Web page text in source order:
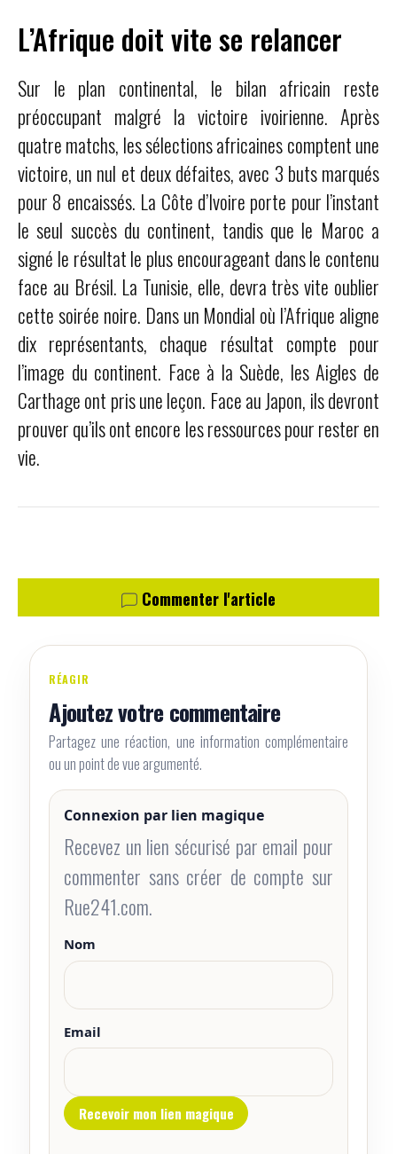
L’Afrique doit vite se relancer
Sur le plan continental, le bilan africain reste
préoccupant malgré la victoire ivoirienne. Après
quatre matchs, les sélections africaines comptent une
victoire, un nul et deux défaites, avec 3 buts marqués
pour 8 encaissés. La Côte d’Ivoire porte pour l’instant
le seul succès du continent, tandis que le Maroc a
signé le résultat le plus encourageant dans le contenu
face au Brésil. La Tunisie, elle, devra très vite oublier
cette soirée noire. Dans un Mondial où l’Afrique aligne
dix représentants, chaque résultat compte pour
l’image du continent. Face à la Suède, les Aigles de
Carthage ont pris une leçon. Face au Japon, ils devront
prouver qu’ils ont encore les ressources pour rester en
vie.
Commenter l'article
RÉAGIR
Ajoutez votre commentaire
Partagez une réaction, une information complémentaire
ou un point de vue argumenté.
Connexion par lien magique
Recevez un lien sécurisé par email pour
commenter sans créer de compte sur
Rue241.com.
Nom
Email